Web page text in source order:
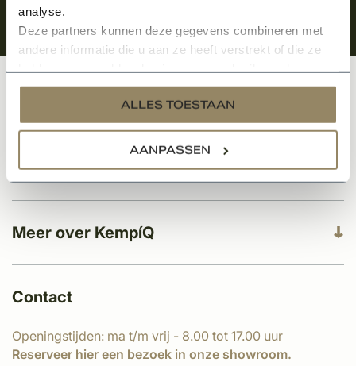
analyse.
Deze partners kunnen deze gegevens combineren met
andere informatie die u aan ze heeft verstrekt of die ze
services.
ALLES TOESTAAN
AANPASSEN
Meer over KempíQ
Klantenservice
Categorieën
Contact
Openingstijden: ma t/m vrij - 8.00 tot 17.00 uur
Reserveer hier een bezoek in onze showroom.